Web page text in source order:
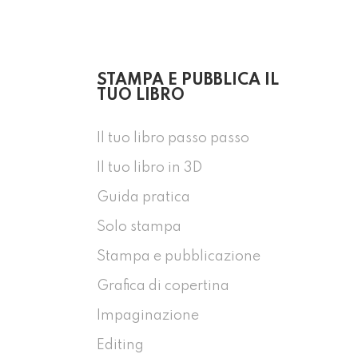
STAMPA E PUBBLICA IL
TUO LIBRO
Il tuo libro passo passo
Il tuo libro in 3D
Guida pratica
Solo stampa
Stampa e pubblicazione
Grafica di copertina
Impaginazione
Editing